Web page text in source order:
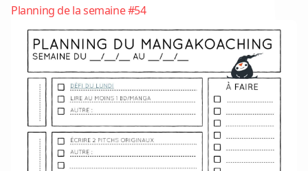
Planning de la semaine #54